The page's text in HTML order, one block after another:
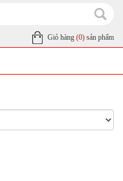
Giỏ hàng (0) sản phẩm